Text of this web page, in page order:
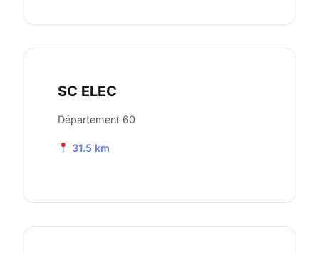
SC ELEC
Département 60
31.5 km